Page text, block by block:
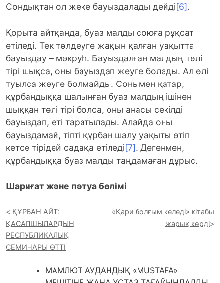
Сондықтан ол жеке бауыздалады дейді[6].
Қорыта айтқанда, буаз малды союға рұқсат
етіледі. Тек төлдеуге жақын қалған уақытта
бауыздау – мәкруһ. Бауыздалған малдың төлі
тірі шықса, оны бауыздап жеуге болады. Ал өлі
туылса жеуге болмайды. Сонымен қатар,
құрбандыққа шалынған буаз малдың ішінен
шыққан төлі тірі болса, оны анасы секілді
бауыздап, еті таратылады. Алайда оны
бауыздамай, тіпті құрбан шалу уақыты өтіп
кетсе тірідей садақа етіледі[7]. Дегенмен,
құрбандыққа буаз малды таңдамаған дұрыс.
Шариғат және пәтуа бөлімі
ҚҰРБАН АЙТ:
ҚАСАПШЫЛАРДЫҢ
РЕСПУБЛИКАЛЫҚ
СЕМИНАРЫ ӨТТІ
«Қари болғым келеді» кітабы
жарық көрді
МАМЛЮТ АУДАНДЫҚ «MUSTAFA»